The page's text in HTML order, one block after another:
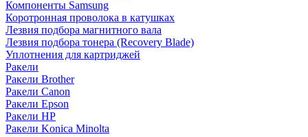
Компоненты Samsung
Коротронная проволока в катушках
Лезвия подбора магнитного вала
Лезвия подбора тонера (Recovery Blade)
Уплотнения для картриджей
Ракели
Ракели Brother
Ракели Canon
Ракели Epson
Ракели HP
Ракели Konica Minolta